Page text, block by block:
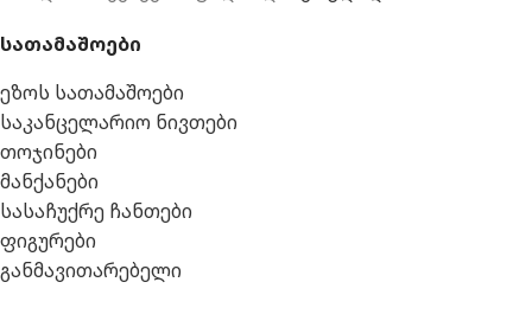
სათამაშოები
ეზოს სათამაშოები
საკანცელარიო ნივთები
თოჯინები
მანქანები
სასაჩუქრე ჩანთები
ფიგურები
განმავითარებელი